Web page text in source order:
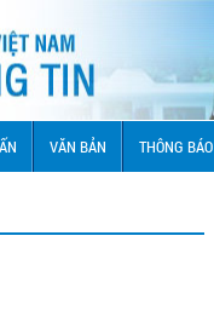
VĂN BẢN THÔNG BÁO